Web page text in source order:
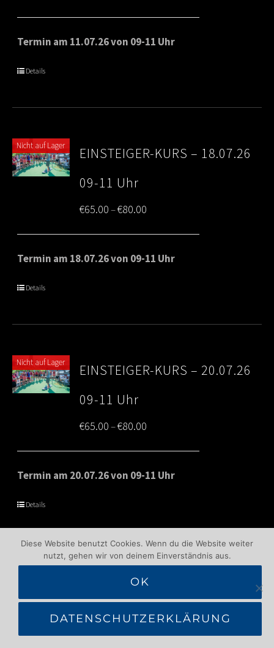
range:
€65.00
Termin am 11.07.26 von 09-11 Uhr
Details
Nicht auf Lager
EINSTEIGER-KURS – 18.07.26
09-11 Uhr
€65.00–€80.00
range:
€65.00
Termin am 18.07.26 von 09-11 Uhr
Details
Nicht auf Lager
EINSTEIGER-KURS – 20.07.26
09-11 Uhr
€65.00–€80.00
range:
€65.00
Termin am 20.07.26 von 09-11 Uhr
Details
Diese Website benutzt Cookies. Wenn du die Website weiter
nutzt, gehen wir von deinem Einverständnis aus.
OK
DATENSCHUTZERKLÄRUNG